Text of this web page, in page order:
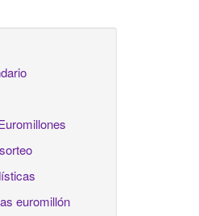
euromillón